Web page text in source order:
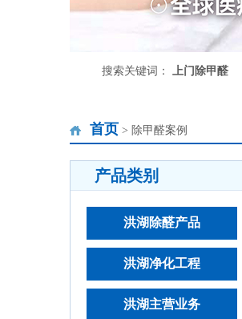
搜索关键词： 上门除甲醛
首页 > 除甲醛案例
产品类别
洪湖除醛产品
洪湖净化工程
洪湖主营业务